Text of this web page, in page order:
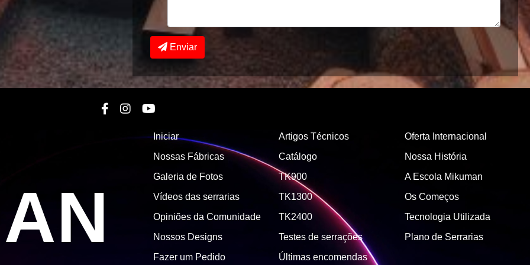
Enviar
Iniciar
Nossas Fábricas
Galeria de Fotos
Vídeos das serrarias
Opiniões da Comunidade
Nossos Designs
Fazer um Pedido
Artigos Técnicos
Catálogo
TK900
TK1300
TK2400
Testes de serrações
Últimas encomendas
Oferta Internacional
Nossa História
A Escola Mikuman
Os Começos
Tecnologia Utilizada
Plano de Serrarias